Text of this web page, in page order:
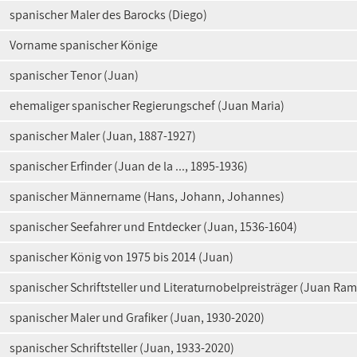
spanischer Maler des Barocks (Diego)
Vorname spanischer Könige
spanischer Tenor (Juan)
ehemaliger spanischer Regierungschef (Juan Maria)
spanischer Maler (Juan, 1887-1927)
spanischer Erfinder (Juan de la ..., 1895-1936)
spanischer Männername (Hans, Johann, Johannes)
spanischer Seefahrer und Entdecker (Juan, 1536-1604)
spanischer König von 1975 bis 2014 (Juan)
spanischer Schriftsteller und Literaturnobelpreisträger (Juan
spanischer Maler und Grafiker (Juan, 1930-2020)
spanischer Schriftsteller (Juan, 1933-2020)